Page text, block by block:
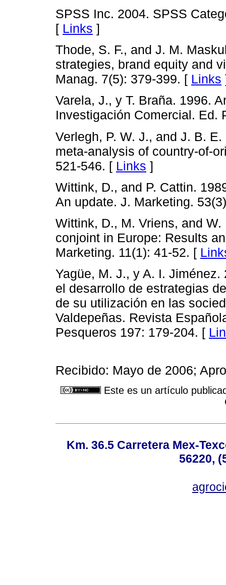
SPSS Inc. 2004. SPSS
[ Links ]
Thode, S. F., and J. M.
strategies, brand equity and
Manag. 7(5): 379-399. [ Links
Varela, J., y T. Braña. 1996.
Investigación Comercial. Ed.
Verlegh, P. W. J., and J. B.
meta-analysis of country-of-
521-546. [ Links ]
Wittink, D., and P. Cattin.
An update. J. Marketing.
Wittink, D., M. Vriens, and
conjoint in Europe: Results
Marketing. 11(1): 41-52. [
Yagüe, M. J., y A. I.
el desarrollo de estrategias
de su utilización en las
Valdepeñas. Revista
Pesqueros 197: 179-204. [
Recibido: Mayo de 2006;
Este es un artículo
Km. 36.5 Carretera Mex-
56220,